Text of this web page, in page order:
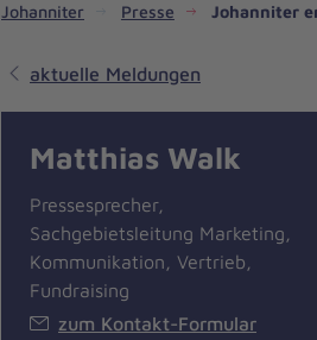
Johanniter Presse Johanniter
aktuelle Meldungen
Matthias Walk
Pressesprecher,
Sachgebietsleitung Marketing,
Kommunikation, Vertrieb,
Fundraising
zum Kontakt-Formular